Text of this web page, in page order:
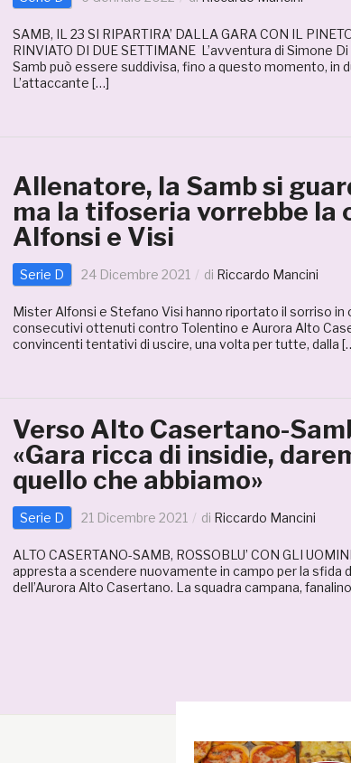
SAMB, IL 23 SI RIPARTIRA’ DALLA GARA CON IL
RINVIATO DI DUE SETTIMANE L’avventura di Simone
Samb può essere suddivisa, fino a questo momento, in
L’attaccante […]
Allenatore, la Samb si
ma la tifoseria vorrebbe la
Alfonsi e Visi
Serie D 24 Dicembre 2021 di Riccardo Mancini
Mister Alfonsi e Stefano Visi hanno riportato il sorriso in
consecutivi ottenuti contro Tolentino e Aurora Alto
convincenti tentativi di uscire, una volta per tutte, dalla
Verso Alto Casertano-
«Gara ricca di insidie,
quello che abbiamo»
Serie D 21 Dicembre 2021 di Riccardo Mancini
ALTO CASERTANO-SAMB, ROSSOBLU’ CON GLI
appresta a scendere nuovamente in campo per la sfida
dell’Aurora Alto Casertano. La squadra campana,